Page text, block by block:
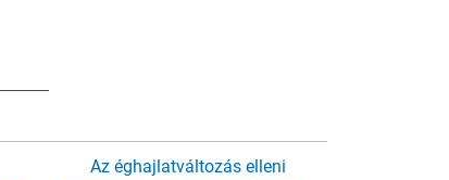
Az éghajlatváltozás elleni